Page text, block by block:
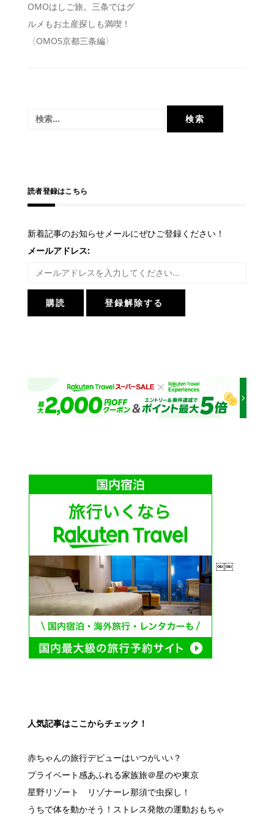
投
稿
ナ
シ
OMOはしご旅。三条ではグ
ルメもお土産探しも満喫！
〈OMO5京都三条編〉
読者登録はこちら
新着記事のお知らせメールにぜひご登録ください！
メールアドレス:
￼￼
人気記事はここからチェック！
赤ちゃんの旅行デビューはいつがいい？
プライベート感あふれる家族旅＠星のや東京
星野リゾート リゾナーレ那須で虫探し！
うちで体を動かそう！ストレス発散の運動おもちゃ